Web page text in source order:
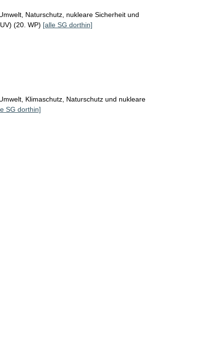
Naturschutz, nukleare Sicherheit und
(20. WP) [alle SG dorthin]
Klimaschutz, Naturschutz und nukleare
SG dorthin]